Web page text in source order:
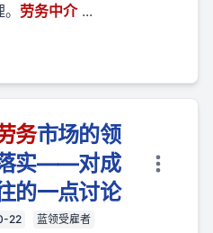
劳务中介...
务市场的领
实——对成
的一点讨论
22 蓝领受雇者